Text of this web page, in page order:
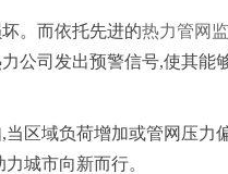
。而依托先进的热力管网
公司发出预警信号,使其能
区域负荷增加或管网压力
城市向新而行。